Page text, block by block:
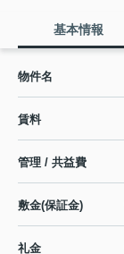
基本情報
物件名
賃料
管理 / 共益費
敷金(保証金)
礼金